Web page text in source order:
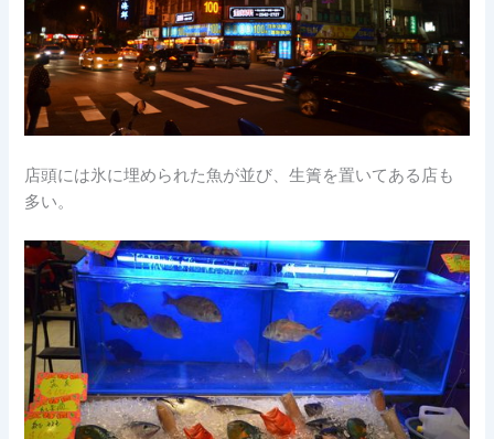
店頭には氷に埋められた魚が並び、生簀を置いてある店も
多い。